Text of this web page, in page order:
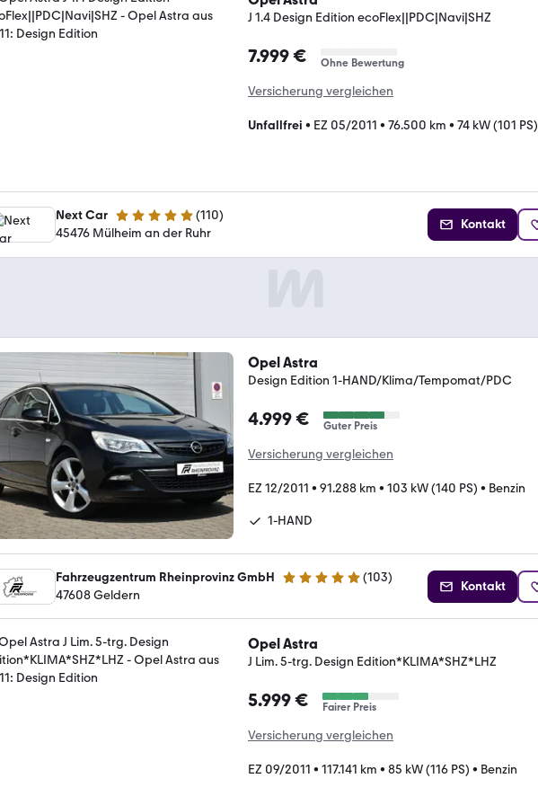
J 1.4 Design Edition ecoFlex||PDC|Navi|SHZ
7.999 € Ohne Bewertung
Versicherung vergleichen
Unfallfrei • EZ 05/2011 • 76.500 km • 74 kW (101 PS)
Next Car 4.9 Sterne (110)
45476 Mülheim an der Ruhr
Kontakt
Opel Astra
Design Edition 1-HAND/Klima/Tempomat/PDC
4.999 € Guter Preis
Versicherung vergleichen
EZ 12/2011 • 91.288 km • 103 kW (140 PS) • Benzin
1-HAND
Fahrzeugzentrum Rheinprovinz GmbH 4.9 Sterne (103)
47608 Geldern
Kontakt
Opel Astra
J Lim. 5-trg. Design Edition*KLIMA*SHZ*LHZ
5.999 € Fairer Preis
Versicherung vergleichen
EZ 09/2011 • 117.141 km • 85 kW (116 PS) • Benzin